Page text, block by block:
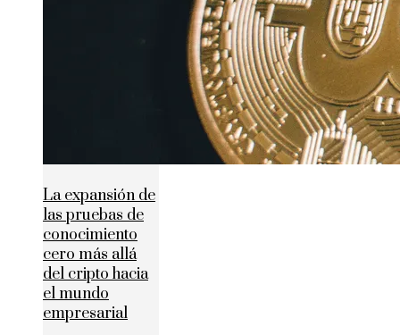
La expansión de
las pruebas de
conocimiento
cero más allá
del cripto hacia
el mundo
empresarial